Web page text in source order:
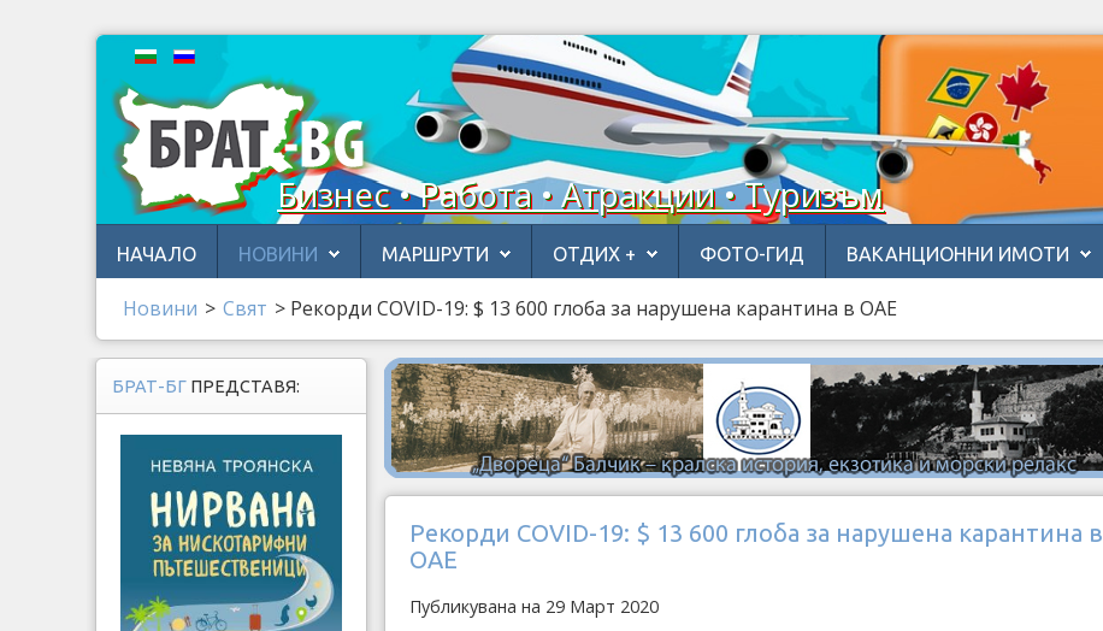
Бизнес • Работа • Атракции • Туризъм
НАЧАЛО НОВИНИ МАРШРУТИ ОТДИХ + ФОТО-ГИД ВАКАНЦИОННИ ИМОТИ
Новини > Свят > Рекорди COVID-19: $ 13 600 глоба за нарушена карантина в ОАЕ
Рекорди COVID-19: $ 13 600 глоба за нарушена карантина в
ОАЕ
Публикувана на 29 Март 2020
БРАТ-БГ ПРЕДСТАВЯ: